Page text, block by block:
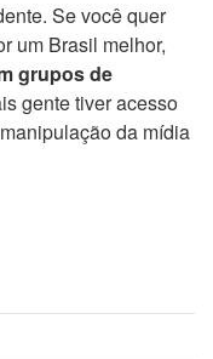
Se você quer
um Brasil melhor,
grupos de
gente tiver acesso
da mídia